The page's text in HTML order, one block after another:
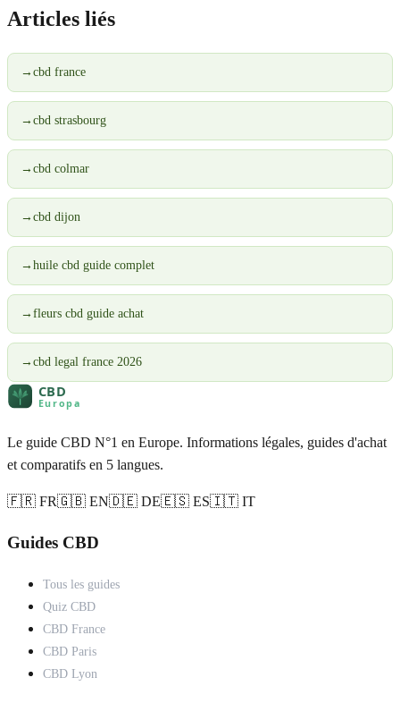
Articles liés
→ cbd france
→ cbd strasbourg
→ cbd colmar
→ cbd dijon
→ huile cbd guide complet
→ fleurs cbd guide achat
→ cbd legal france 2026
Le guide CBD N°1 en Europe. Informations légales, guides d'achat
et comparatifs en 5 langues.
🇫🇷 FR🇬🇧 EN🇩🇪 DE🇪🇸 ES🇮🇹 IT
Guides CBD
Tous les guides
Quiz CBD
CBD France
CBD Paris
CBD Lyon